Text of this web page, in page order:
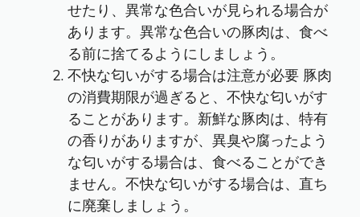
せたり、異常な色合いが見られる場合が
あります。異常な色合いの豚肉は、食べ
る前に捨てるようにしましょう。
不快な匂いがする場合は注意が必要 豚肉
の消費期限が過ぎると、不快な匂いがす
ることがあります。新鮮な豚肉は、特有
の香りがありますが、異臭や腐ったよう
な匂いがする場合は、食べることができ
ません。不快な匂いがする場合は、直ち
に廃棄しましょう。